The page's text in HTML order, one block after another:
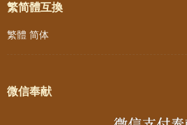
繁简體互換
繁體 简体
微信奉献